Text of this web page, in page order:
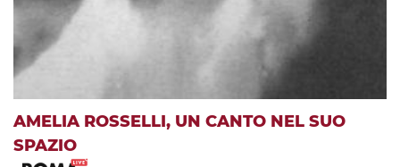
AMELIA ROSSELLI, UN CANTO NEL SUO
SPAZIO